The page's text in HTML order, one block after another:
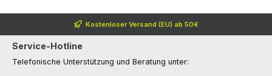
Kostenloser Versand (EU) ab 50€
Service-Hotline
Telefonische Unterstützung und Beratung unter: